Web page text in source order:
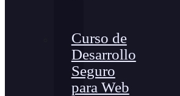
Curso de
Desarrollo
Seguro
para Web